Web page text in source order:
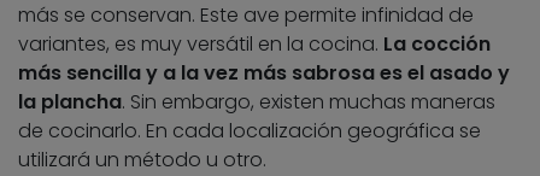
más se conservan. Este ave permite infinidad de
variantes, es muy versátil en la cocina. La cocción
más sencilla y a la vez más sabrosa es el asado y
la plancha. Sin embargo, existen muchas maneras
de cocinarlo. En cada localización geográfica se
utilizará un método u otro.